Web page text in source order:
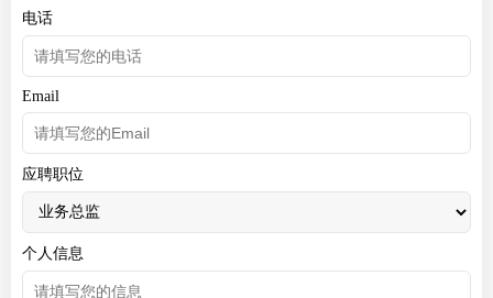
电话
Email
应聘职位
个人信息